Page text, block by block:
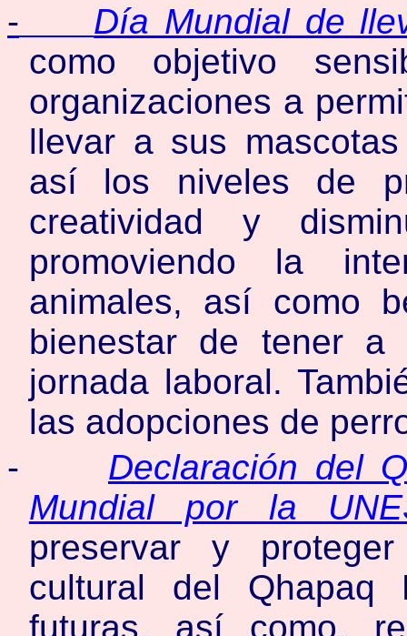
-
Día Mundial de
como objetivo
organizaciones a
llevar a sus
así los niveles de
creatividad y
promoviendo la
animales, así como
bienestar de tener
jornada laboral.
las adopciones de
-
Declaración del
Mundial por la
preservar y
cultural del Qhapaq
futuras, así como,